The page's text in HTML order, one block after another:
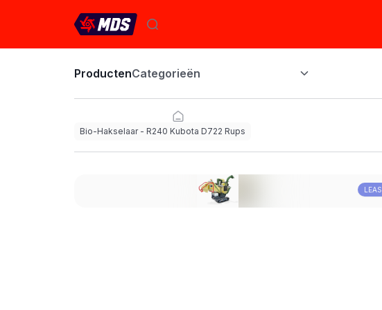
ProductenCategorieën
Bio-Hakselaar - R240 Kubota D722 Rups